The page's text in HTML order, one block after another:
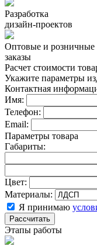
Разработка
дизайн-проектов
Оптовые и розничные
заказы
Расчет стоимости
Укажите параметры
Контактная
Имя:
Телефон:
Email:
Параметры товара
Габариты:
Цвет:
Материалы:
Я принимаю
Рассчитать
Этапы работы